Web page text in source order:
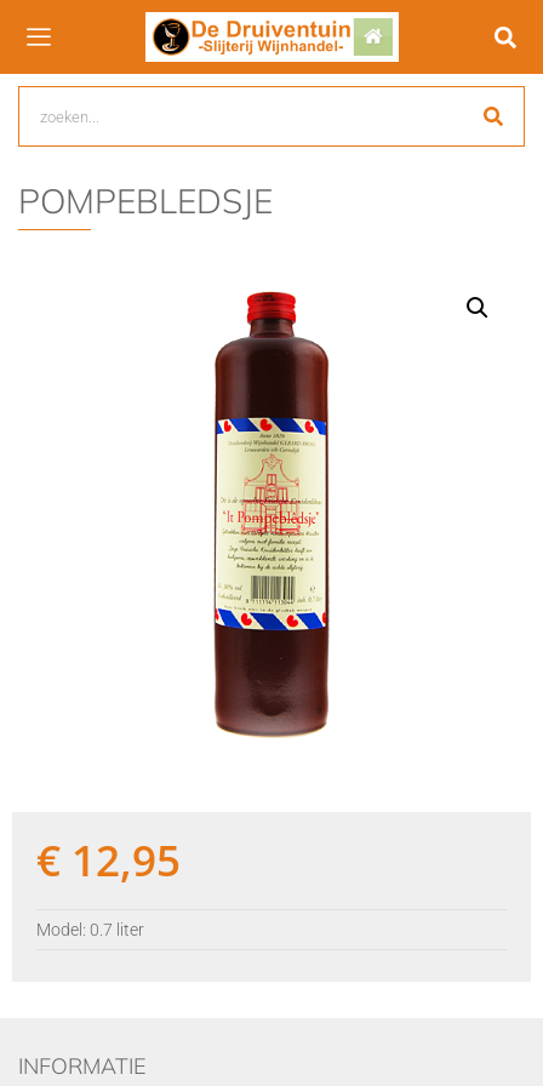
POMPEBLEDSJE
€ 12,95
Model: 0.7 liter
INFORMATIE